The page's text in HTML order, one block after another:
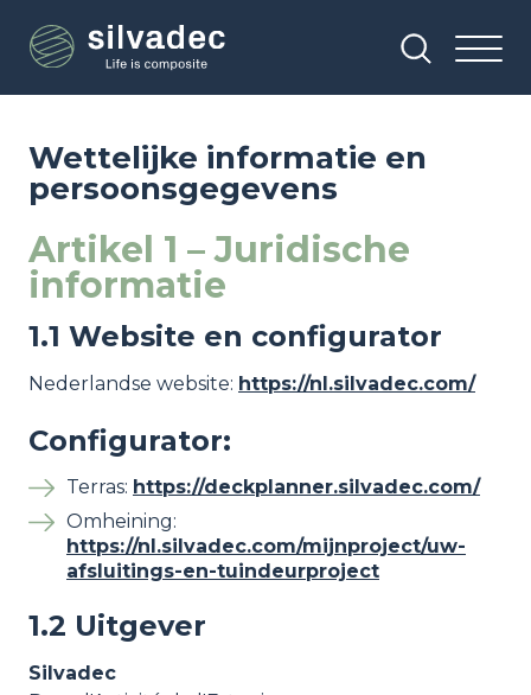
naar
Wettelijke informatie en
persoonsgegevens
Artikel 1 – Juridische
informatie
1.1 Website en configurator
Nederlandse website: https://nl.silvadec.com/
Configurator:
Terras: https://deckplanner.silvadec.com/
Omheining:
https://nl.silvadec.com/mijnproject/uw-
afsluitings-en-tuindeurproject
1.2 Uitgever
Silvadec